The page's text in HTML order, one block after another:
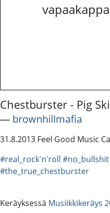
Chestburster - Pig
― brownhillmafia
31.8.2013 Feel Good Music
#real_rock'n'roll #no_bullshit
#the_true_chestburster
Keräyksessä Musiikkikeräys